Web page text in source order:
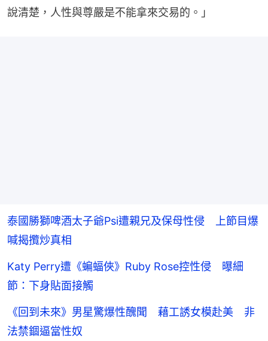
說清楚，人性與尊嚴是不能拿來交易的。」
泰國勝獅啤酒太子爺Psi遭親兄及保母性侵 上節目爆
喊揭攬炒真相
Katy Perry遭《蝙蝠俠》Ruby Rose控性侵 曝細
節：下身貼面接觸
《回到未來》男星驚爆性醜聞 藉工誘女模赴美 非
法禁錮逼當性奴